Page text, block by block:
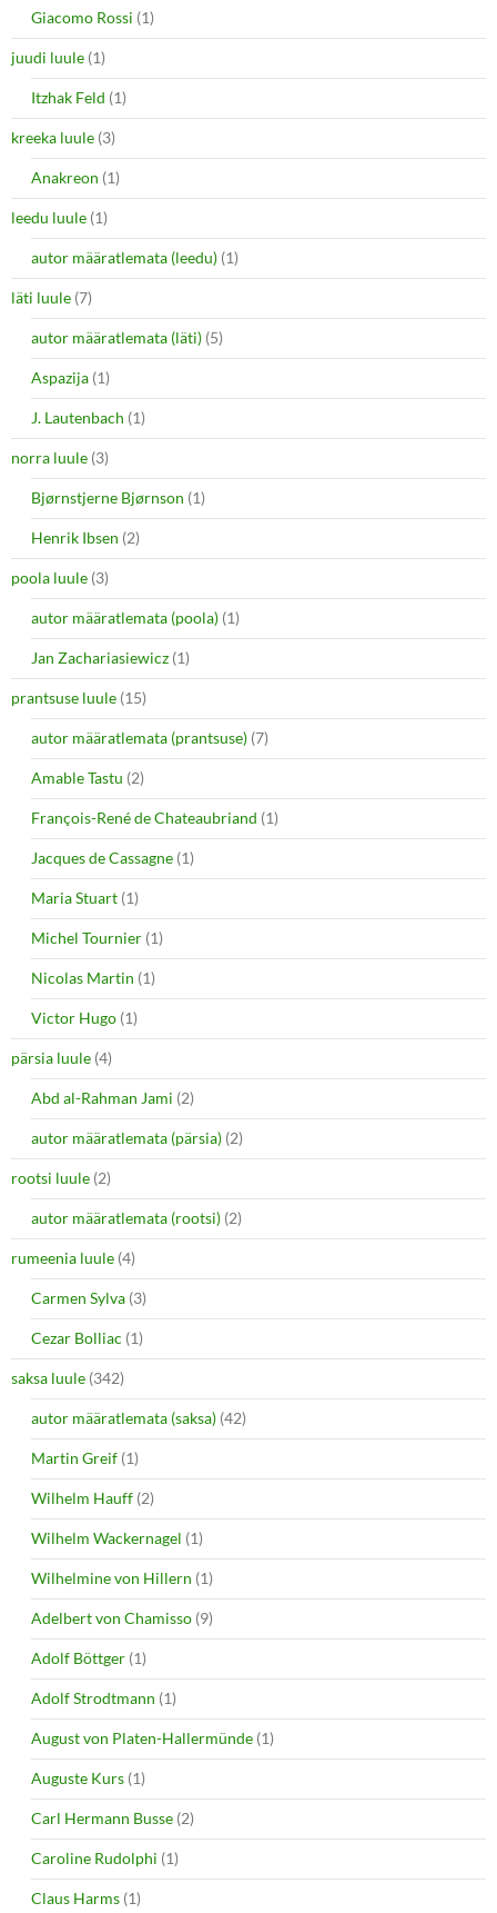
Giacomo Rossi (1)
juudi luule (1)
Itzhak Feld (1)
kreeka luule (3)
Anakreon (1)
leedu luule (1)
autor määratlemata (leedu) (1)
läti luule (7)
autor määratlemata (läti) (5)
Aspazija (1)
J. Lautenbach (1)
norra luule (3)
Bjørnstjerne Bjørnson (1)
Henrik Ibsen (2)
poola luule (3)
autor määratlemata (poola) (1)
Jan Zachariasiewicz (1)
prantsuse luule (15)
autor määratlemata (prantsuse) (7)
Amable Tastu (2)
François-René de Chateaubriand (1)
Jacques de Cassagne (1)
Maria Stuart (1)
Michel Tournier (1)
Nicolas Martin (1)
Victor Hugo (1)
pärsia luule (4)
Abd al-Rahman Jami (2)
autor määratlemata (pärsia) (2)
rootsi luule (2)
autor määratlemata (rootsi) (2)
rumeenia luule (4)
Carmen Sylva (3)
Cezar Bolliac (1)
saksa luule (342)
autor määratlemata (saksa) (42)
Martin Greif (1)
Wilhelm Hauff (2)
Wilhelm Wackernagel (1)
Wilhelmine von Hillern (1)
Adelbert von Chamisso (9)
Adolf Böttger (1)
Adolf Strodtmann (1)
August von Platen-Hallermünde (1)
Auguste Kurs (1)
Carl Hermann Busse (2)
Caroline Rudolphi (1)
Claus Harms (1)